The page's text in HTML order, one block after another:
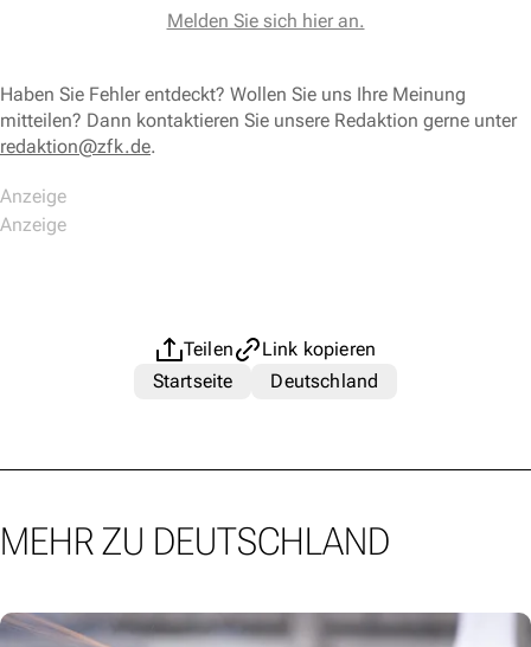
Melden Sie sich hier an.
Haben Sie Fehler entdeckt? Wollen Sie uns Ihre Meinung
mitteilen? Dann kontaktieren Sie unsere Redaktion gerne unter
redaktion@zfk.de.
Teilen
Link kopieren
Startseite
Deutschland
MEHR ZU DEUTSCHLAND